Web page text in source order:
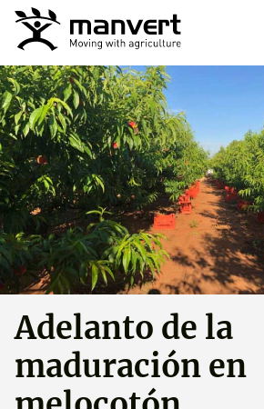
Adelanto de la
maduración en